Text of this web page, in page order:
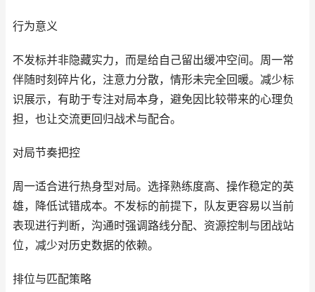
行为意义
不发标并非隐藏实力，而是给自己留出缓冲空间。周一常
伴随时刻碎片化，注意力分散，情形未完全回暖。减少标
识展示，有助于专注对局本身，避免因比较带来的心理负
担，也让交流更回归战术与配合。
对局节奏把控
周一适合进行热身型对局。选择熟练度高、操作稳定的英
雄，降低试错成本。不发标的前提下，队友更容易以当前
表现进行判断，沟通时强调路线分配、资源控制与团战站
位，减少对历史数据的依赖。
排位与匹配策略